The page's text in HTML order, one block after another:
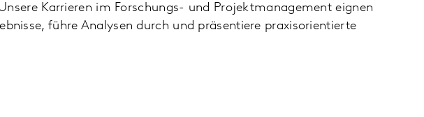
Karrieren im Forschungs- und Projektmanagement eignen
führe Analysen durch und präsentiere praxisorientierte